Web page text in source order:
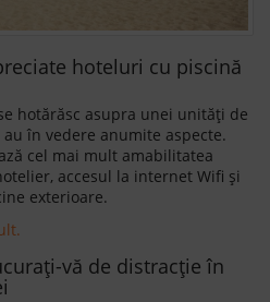
hoteluri cu piscină
hotărăsc asupra unei unități de
în vedere anumite aspecte.
cel mai mult amabilitatea
accesul la internet Wifi și
exterioare.
vă de distracție în